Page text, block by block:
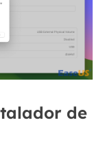
de